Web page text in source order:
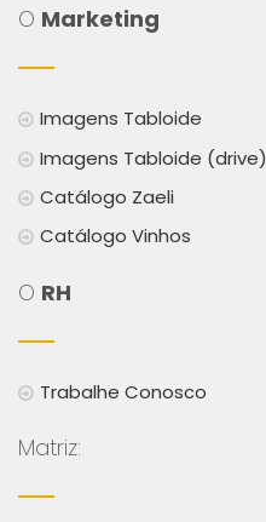
O Marketing
Imagens Tabloide
Imagens Tabloide (drive)
Catálogo Zaeli
Catálogo Vinhos
O RH
Trabalhe Conosco
Matriz: